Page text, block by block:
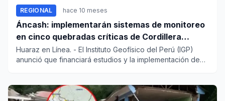
REGIONAL hace 10 meses
Áncash: implementarán sistemas de monitoreo
en cinco quebradas críticas de Cordillera
Blanca
Huaraz en Línea. - El Instituto Geofísico del Perú (IGP)
anunció que financiará estudios y la implementación de